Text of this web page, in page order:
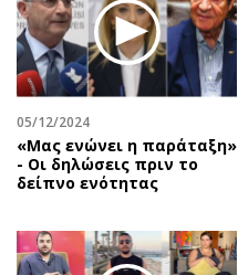
Βιβλίο
Χειρόγραφα
05/12/2024
«Μας ενώνει η παράταξη»
- Οι δηλώσεις πριν το
δείπνο ενότητας